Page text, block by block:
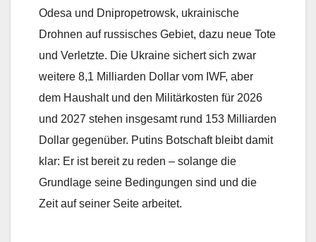
Odesa und Dnipropetrowsk, ukrainische
Drohnen auf russisches Gebiet, dazu neue Tote
und Verletzte. Die Ukraine sichert sich zwar
weitere 8,1 Milliarden Dollar vom IWF, aber
dem Haushalt und den Militärkosten für 2026
und 2027 stehen insgesamt rund 153 Milliarden
Dollar gegenüber. Putins Botschaft bleibt damit
klar: Er ist bereit zu reden – solange die
Grundlage seine Bedingungen sind und die
Zeit auf seiner Seite arbeitet.